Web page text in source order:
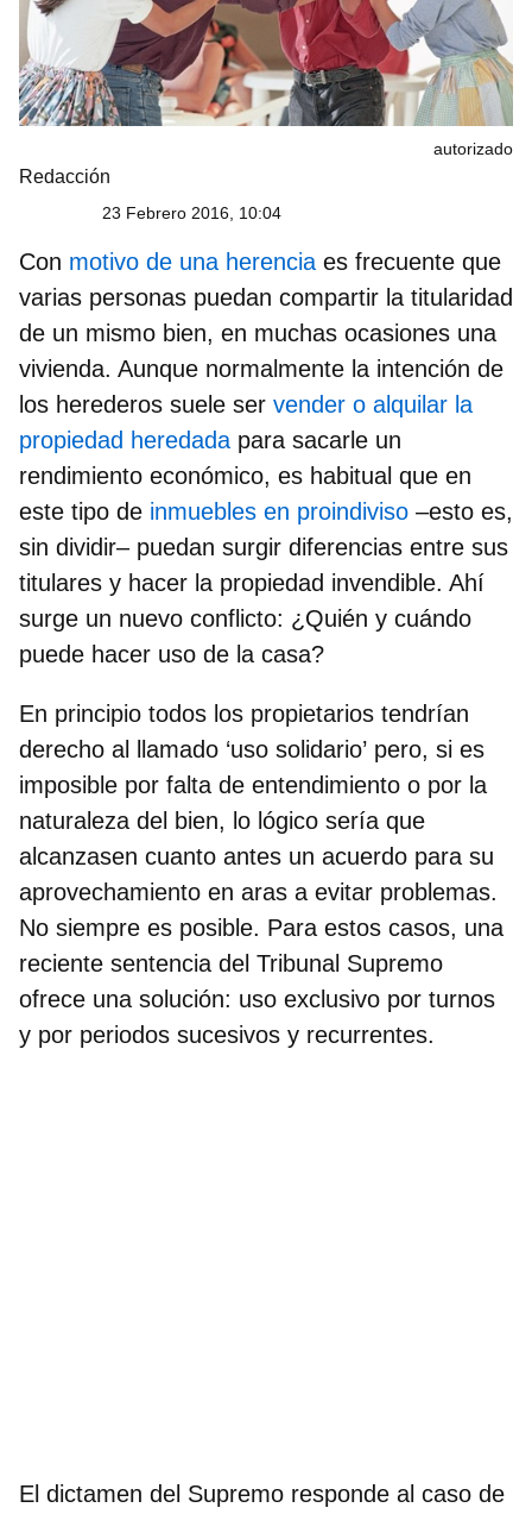
autorizado
Redacción
23 Febrero 2016, 10:04
Con motivo de una herencia es frecuente que
varias personas puedan compartir la titularidad
de un mismo bien, en muchas ocasiones una
vivienda. Aunque normalmente la intención de
los herederos suele ser vender o alquilar la
propiedad heredada para sacarle un
rendimiento económico, es habitual que en
este tipo de inmuebles en proindiviso –esto es,
sin dividir– puedan surgir diferencias entre sus
titulares y hacer la propiedad invendible. Ahí
surge un nuevo conflicto: ¿Quién y cuándo
puede hacer uso de la casa?
En principio todos los propietarios tendrían
derecho al llamado ‘uso solidario’ pero, si es
imposible por falta de entendimiento o por la
naturaleza del bien, lo lógico sería que
alcanzasen cuanto antes un acuerdo para su
aprovechamiento en aras a evitar problemas.
No siempre es posible. Para estos casos, una
reciente sentencia del Tribunal Supremo
ofrece una solución: uso exclusivo por turnos
y por periodos sucesivos y recurrentes.
El dictamen del Supremo responde al caso de